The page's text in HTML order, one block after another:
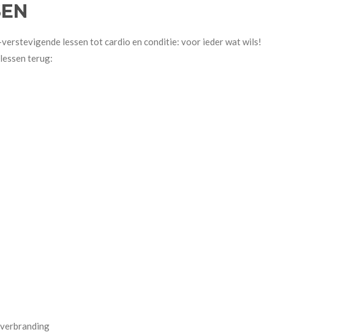
lessen tot cardio en conditie: voor ieder wat wils!
terug: